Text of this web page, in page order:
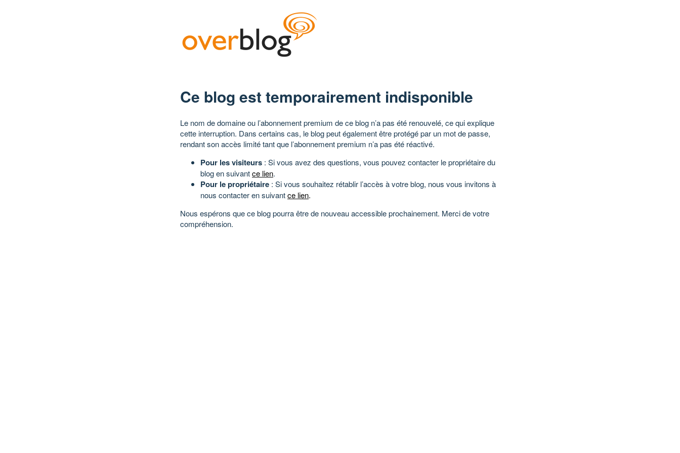
Ce blog est temporairement indisponible
Le nom de domaine ou l’abonnement premium de ce blog n’a pas été renouvelé, ce qui explique
cette interruption. Dans certains cas, le blog peut également être protégé par un mot de passe,
rendant son accès limité tant que l’abonnement premium n’a pas été réactivé.
Pour les visiteurs : Si vous avez des questions, vous pouvez contacter le propriétaire du
blog en suivantce lien.
Pour le propriétaire : Si vous souhaitez rétablir l’accès à votre blog, nous vous invitons à
nous contacter en suivantce lien.
Nous espérons que ce blog pourra être de nouveau accessible prochainement. Merci de votre
compréhension.